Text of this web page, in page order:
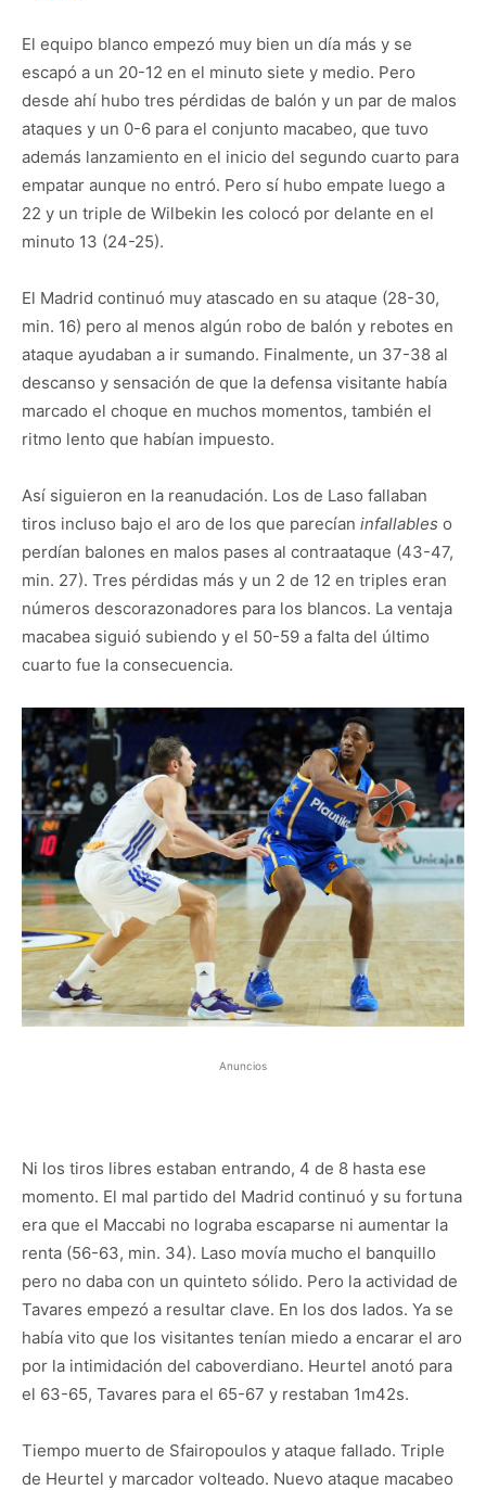
El equipo blanco empezó muy bien un día más y se
escapó a un 20-12 en el minuto siete y medio. Pero
desde ahí hubo tres pérdidas de balón y un par de malos
ataques y un 0-6 para el conjunto macabeo, que tuvo
además lanzamiento en el inicio del segundo cuarto para
empatar aunque no entró. Pero sí hubo empate luego a
22 y un triple de Wilbekin les colocó por delante en el
minuto 13 (24-25).
El Madrid continuó muy atascado en su ataque (28-30,
min. 16) pero al menos algún robo de balón y rebotes en
ataque ayudaban a ir sumando. Finalmente, un 37-38 al
descanso y sensación de que la defensa visitante había
marcado el choque en muchos momentos, también el
ritmo lento que habían impuesto.
Así siguieron en la reanudación. Los de Laso fallaban
tiros incluso bajo el aro de los que parecían infallables o
perdían balones en malos pases al contraataque (43-47,
min. 27). Tres pérdidas más y un 2 de 12 en triples eran
números descorazonadores para los blancos. La ventaja
macabea siguió subiendo y el 50-59 a falta del último
cuarto fue la consecuencia.
Anuncios
Ni los tiros libres estaban entrando, 4 de 8 hasta ese
momento. El mal partido del Madrid continuó y su fortuna
era que el Maccabi no lograba escaparse ni aumentar la
renta (56-63, min. 34). Laso movía mucho el banquillo
pero no daba con un quinteto sólido. Pero la actividad de
Tavares empezó a resultar clave. En los dos lados. Ya se
había vito que los visitantes tenían miedo a encarar el aro
por la intimidación del caboverdiano. Heurtel anotó para
el 63-65, Tavares para el 65-67 y restaban 1m42s.
Tiempo muerto de Sfairopoulos y ataque fallado. Triple
de Heurtel y marcador volteado. Nuevo ataque macabeo